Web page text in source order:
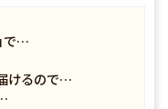
で…
けるので…